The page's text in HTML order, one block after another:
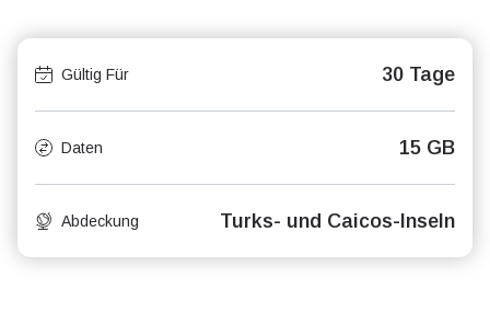
Gültig Für 30 Tage
Daten 15 GB
Abdeckung Turks- und Caicos-Inseln